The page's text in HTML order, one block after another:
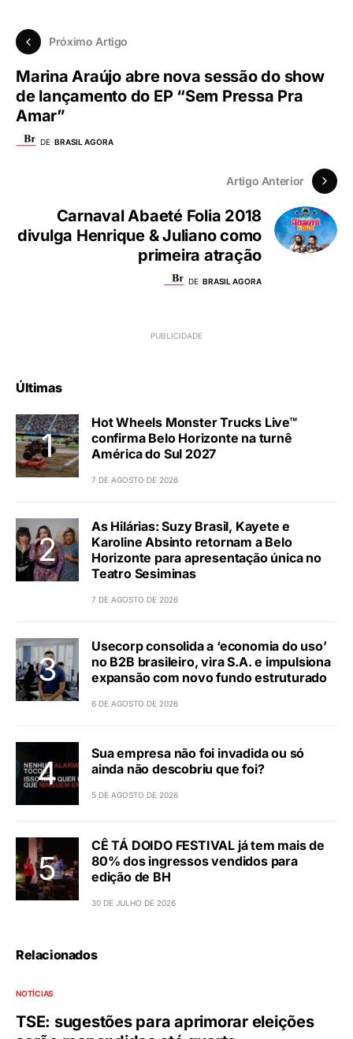
Próximo Artigo
Marina Araújo abre nova sessão do show
de lançamento do EP “Sem Pressa Pra
Amar”
DE BRASIL AGORA
Artigo Anterior
Carnaval Abaeté Folia 2018
divulga Henrique & Juliano como
primeira atração
DE BRASIL AGORA
Últimas
Hot Wheels Monster Trucks Live™
confirma Belo Horizonte na turnê
América do Sul 2027
7 DE AGOSTO DE 2026
As Hilárias: Suzy Brasil, Kayete e
Karoline Absinto retornam a Belo
Horizonte para apresentação única no
Teatro Sesiminas
7 DE AGOSTO DE 2026
Usecorp consolida a ‘economia do uso’
no B2B brasileiro, vira S.A. e impulsiona
expansão com novo fundo estruturado
6 DE AGOSTO DE 2026
Sua empresa não foi invadida ou só
ainda não descobriu que foi?
5 DE AGOSTO DE 2026
CÊ TÁ DOIDO FESTIVAL já tem mais de
80% dos ingressos vendidos para
edição de BH
30 DE JULHO DE 2026
Relacionados
NOTÍCIAS
TSE: sugestões para aprimorar eleições